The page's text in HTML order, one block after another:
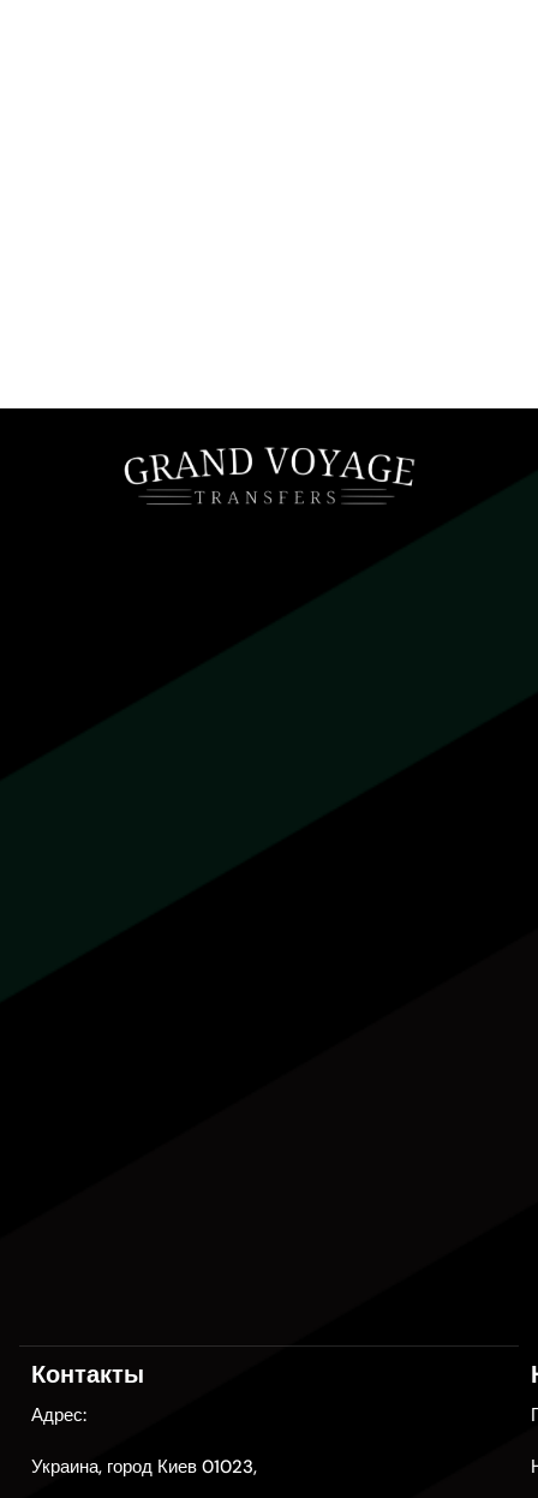
Контакты
Адрес:
Украина, город Киев 01023,